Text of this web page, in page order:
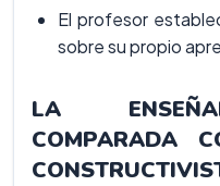
El profesor
sobre su propio
LA
COMPARADA